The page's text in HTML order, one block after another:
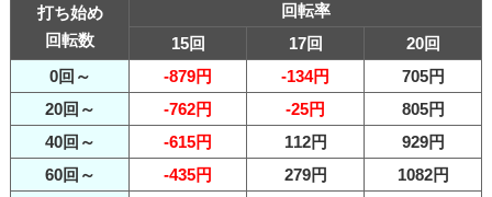
打ち始め
回転数
回転率
15回
17回
20回
0回～
-879円 -134円
705円
20回～
-762円 -25円
805円
40回～
-615円 112円
929円
60回～
-435円 279円
1082円